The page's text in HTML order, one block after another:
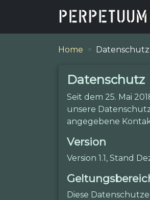
Home Datenschutz
Datenschutz
Seit dem 25. Mai
unsere
angegebene
Version
Version 1.1, Stand
Diese